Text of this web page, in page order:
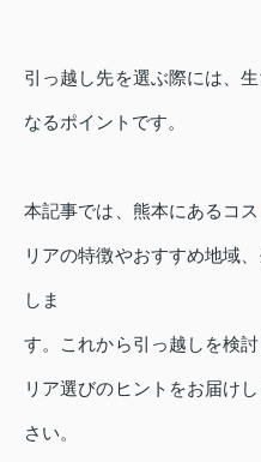
引っ越し先を選ぶ際には、
なるポイントです。
本記事では、熊本にあるコ
リアの特徴やおすすめ地域
しま
す。これから引っ越しを検
リア選びのヒントをお届け
さい。